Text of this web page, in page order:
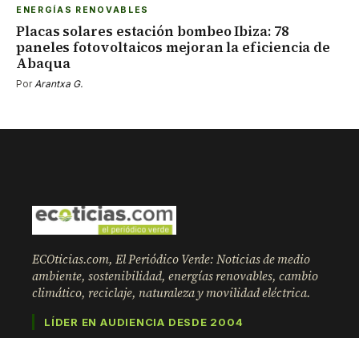
ENERGÍAS RENOVABLES
Placas solares estación bombeo Ibiza: 78
paneles fotovoltaicos mejoran la eficiencia de
Abaqua
Por Arantxa G.
ECOticias.com, El Periódico Verde: Noticias de medio
ambiente, sostenibilidad, energías renovables, cambio
climático, reciclaje, naturaleza y movilidad eléctrica.
LÍDER EN AUDIENCIA DESDE 2004